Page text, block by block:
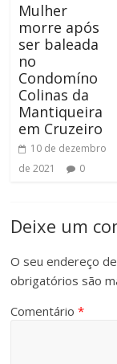
Mulher
morre após
ser baleada
no
Condomíno
Colinas da
Mantiqueira
em Cruzeiro
10 de dezembro
de 2021
0
Deixe um
O seu endereço
obrigatórios são
Comentário*